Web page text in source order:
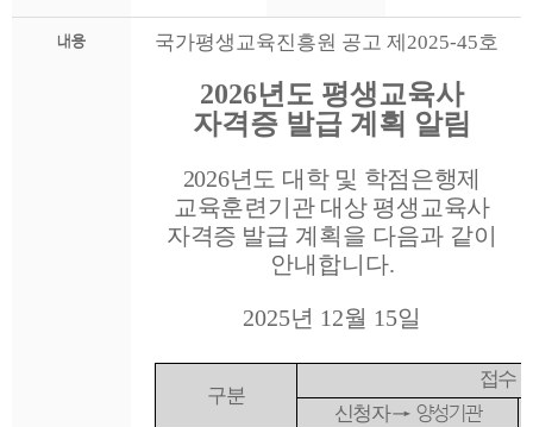
내용 국가평생교육진흥원 공고 제2025-45호
2026년도 평생교육사
자격증 발급 계획 알림
2026년도 대학 및 학점은행제
교육훈련기관 대상 평생교육사
자격증 발급 계획을 다음과 같이
안내합니다.
2025년 12월 15일
구분
접수
신청자→ 양성기관